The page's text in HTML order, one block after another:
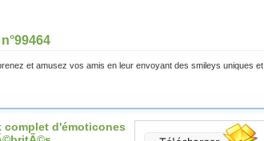
et amusez vos amis en leur envoyant des smileys uniques et
complet d'émoticones